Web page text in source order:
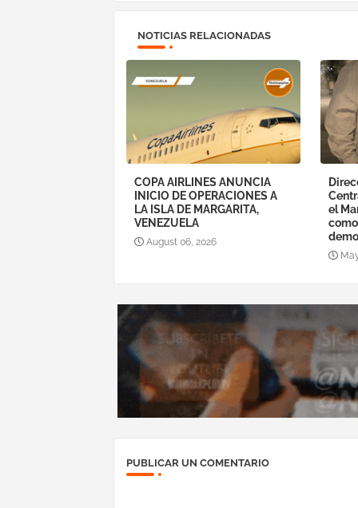
NOTICIAS RELACIONADAS
COPA AIRLINES ANUNCIA
INICIO DE OPERACIONES A
LA ISLA DE MARGARITA,
VENEZUELA
August 06, 2026
el
PUBLICAR UN COMENTARIO